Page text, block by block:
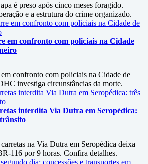
é preso após cinco meses foragido.
e a estrutura do crime organizado.
em confronto com policiais na Cidade
confronto com policiais na Cidade de
investiga circunstâncias da morte.
interdita Via Dutra em Seropédica:
na Via Dutra em Seropédica deixa
116 por 9 horas. Confira detalhes.